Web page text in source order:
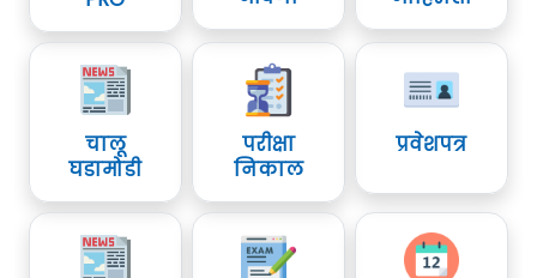
वेबसाईट वर दिलेली आहे.
चालू
घडामोडी
परीक्षा
निकाल
प्रवेशपत्र